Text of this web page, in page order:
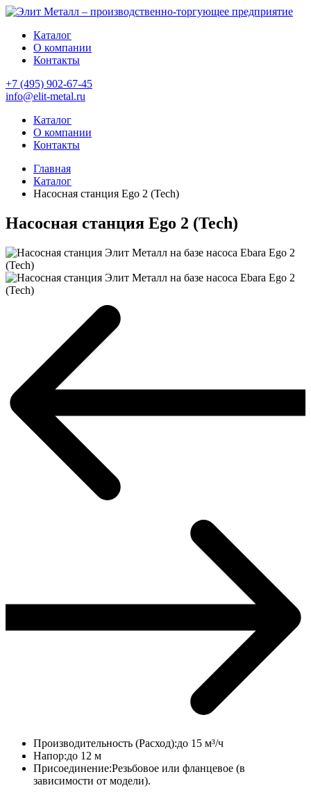
Каталог
О компании
Контакты
+7 (495) 902-67-45
info@elit-metal.ru
Каталог
О компании
Контакты
Главная
Каталог
Насосная станция Ego 2 (Tech)
Насосная станция Ego 2 (Tech)
Производительность (Расход):до 15 м³/ч
Напор:до 12 м
Присоединение:Резьбовое или фланцевое (в
зависимости от модели).